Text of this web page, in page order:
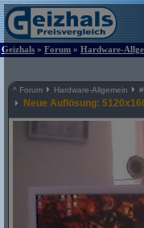
Geizhals » Forum » Hardware-
^ Forum Hardware-Allgemein #
Neue Auflösung: